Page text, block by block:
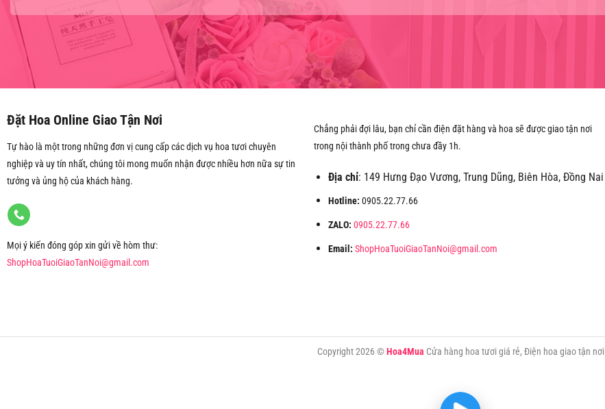
Đặt Hoa Online Giao Tận Nơi
Tự hào là một trong những đơn vị cung cấp các dịch vụ hoa tươi chuyên
nghiệp và uy tín nhất, chúng tôi mong muốn nhận được nhiều hơn nữa sự tin
tưởng và ủng hộ của khách hàng.
Mọi ý kiến đóng góp xin gửi về hòm thư:
ShopHoaTuoiGiaoTanNoi@gmail.com
Chẳng phải đợi lâu, bạn chỉ cần điện đặt hàng và hoa sẽ được giao tận nơi
trong nội thành phố trong chưa đầy 1h.
Địa chỉ: 149 Hưng Đạo Vương, Trung Dũng, Biên Hòa, Đồng Nai
Hotline: 0905.22.77.66
ZALO: 0905.22.77.66
Email: ShopHoaTuoiGiaoTanNoi@gmail.com
Copyright 2026 ©Hoa4Mua Cửa hàng hoa tươi giá rẻ, Điện hoa giao tận nơi